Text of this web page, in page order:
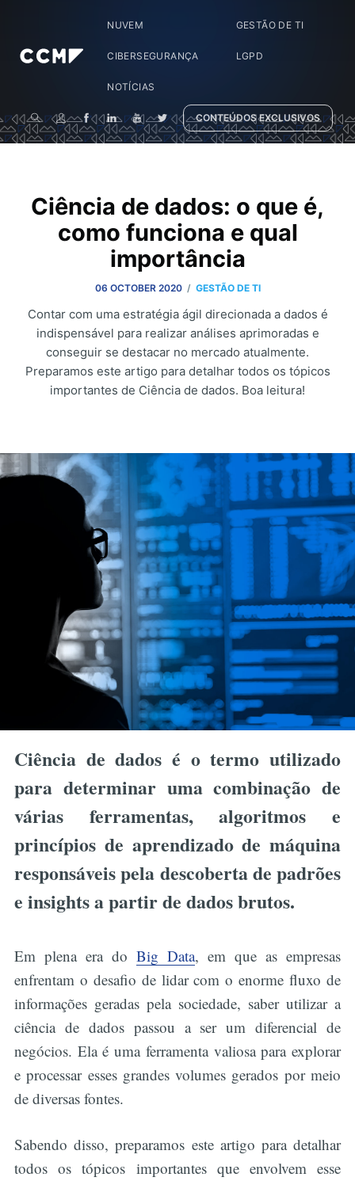
NUVEM GESTÃO DE TI
CIBERSEGURANÇA LGPD
NOTÍCIAS
CONTEÚDOS EXCLUSIVOS
Ciência de dados: o que é,
como funciona e qual
importância
06 OCTOBER 2020 / GESTÃO DE TI
Contar com uma estratégia ágil direcionada a dados é
indispensável para realizar análises aprimoradas e
conseguir se destacar no mercado atualmente.
Preparamos este artigo para detalhar todos os tópicos
importantes de Ciência de dados. Boa leitura!
Ciência de dados é o termo utilizado
para determinar uma combinação de
várias ferramentas, algoritmos e
princípios de aprendizado de máquina
responsáveis pela descoberta de padrões
e insights a partir de dados brutos.
Em plena era do Big Data, em que as empresas
enfrentam o desafio de lidar com o enorme fluxo de
informações geradas pela sociedade, saber utilizar a
ciência de dados passou a ser um diferencial de
negócios. Ela é uma ferramenta valiosa para explorar
e processar esses grandes volumes gerados por meio
de diversas fontes.
Sabendo disso, preparamos este artigo para detalhar
todos os tópicos importantes que envolvem esse